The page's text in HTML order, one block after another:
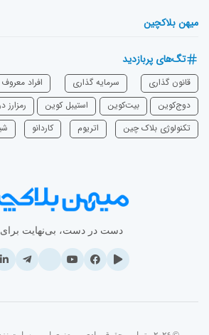
میهن بلاکچین
تگ‌های پربازدید
قانون گذاری سرمایه‌ گذاری افراد معروف
دوج‌کوین
بیت‌کوین استیبل کوین رمزارز
تکنولوژی بلاک چین
اتریوم ‌کاردانو
دست در دست، بی‌نهایت